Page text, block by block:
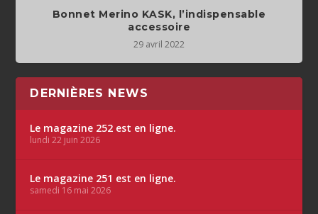
Bonnet Merino KASK, l’indispensable
accessoire
29 avril 2022
DERNIÈRES NEWS
Le magazine 252 est en ligne.
lundi 22 juin 2026
Le magazine 251 est en ligne.
samedi 16 mai 2026